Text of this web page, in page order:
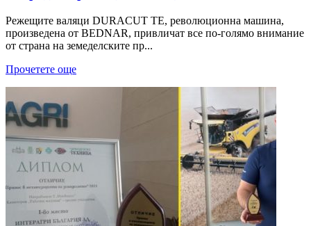
Режещите валяци DURACUT TE, революционна машина,
произведена от BEDNAR, привличат все по-голямо внимание
от страна на земеделските пр...
Прочетете още